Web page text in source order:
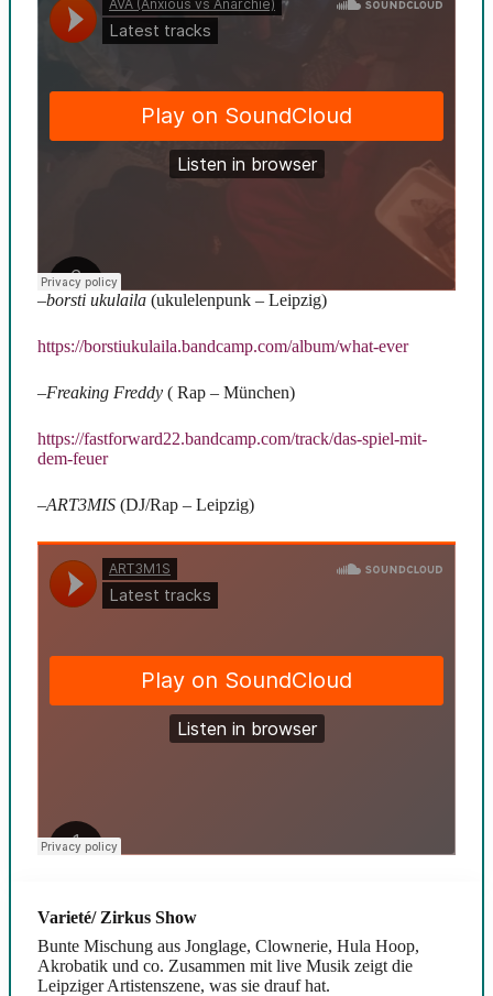
–borsti ukulaila (ukulelenpunk – Leipzig)
https://borstiukulaila.bandcamp.com/album/what-ever
–Freaking Freddy ( Rap – München)
https://fastforward22.bandcamp.com/track/das-spiel-mit-
dem-feuer
–ART3MIS (DJ/Rap – Leipzig)
Varieté/ Zirkus Show
Bunte Mischung aus Jonglage, Clownerie, Hula Hoop,
Akrobatik und co. Zusammen mit live Musik zeigt die
Leipziger Artistenszene, was sie drauf hat.